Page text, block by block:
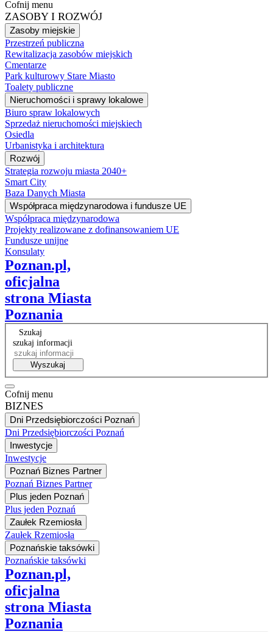
Cofnij menu
ZASOBY I ROZWÓJ
Zasoby miejskie
Przestrzeń publiczna
Rewitalizacja zasobów miejskich
Cmentarze
Park kulturowy Stare Miasto
Toalety publiczne
Nieruchomości i sprawy lokalowe
Biuro spraw lokalowych
Sprzedaż nieruchomości miejskiech
Osiedla
Urbanistyka i architektura
Rozwój
Strategia rozwoju miasta 2040+
Smart City
Baza Danych Miasta
Współpraca międzynarodowa i fundusze UE
Współpraca międzynarodowa
Projekty realizowane z dofinansowaniem UE
Fundusze unijne
Konsulaty
Poznan.pl,
oficjalna
strona Miasta
Poznania
Szukaj
szukaj informacji
Wyszukaj
Cofnij menu
BIZNES
Dni Przedsiębiorczości Poznań
Dni Przedsiębiorczości Poznań
Inwestycje
Inwestycje
Poznań Biznes Partner
Poznań Biznes Partner
Plus jeden Poznań
Plus jeden Poznań
Zaułek Rzemiosła
Zaułek Rzemiosła
Poznańskie taksówki
Poznańskie taksówki
Poznan.pl,
oficjalna
strona Miasta
Poznania